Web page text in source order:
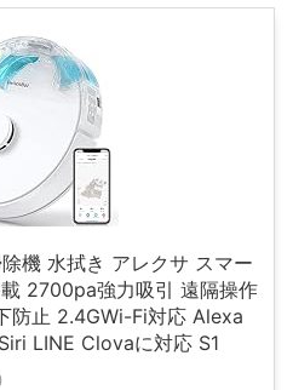
機 水拭き アレクサ スマー
2700pa強力吸引 遠隔操作
防止 2.4GWi-Fi対応 Alexa
LINE Clovaに対応 S1